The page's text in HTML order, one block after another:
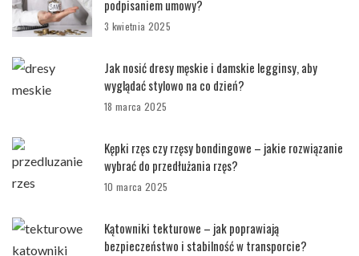
podpisaniem umowy?
3 kwietnia 2025
Jak nosić dresy męskie i damskie legginsy, aby
wyglądać stylowo na co dzień?
18 marca 2025
Kępki rzęs czy rzęsy bondingowe – jakie rozwiązanie
wybrać do przedłużania rzęs?
10 marca 2025
Kątowniki tekturowe – jak poprawiają
bezpieczeństwo i stabilność w transporcie?